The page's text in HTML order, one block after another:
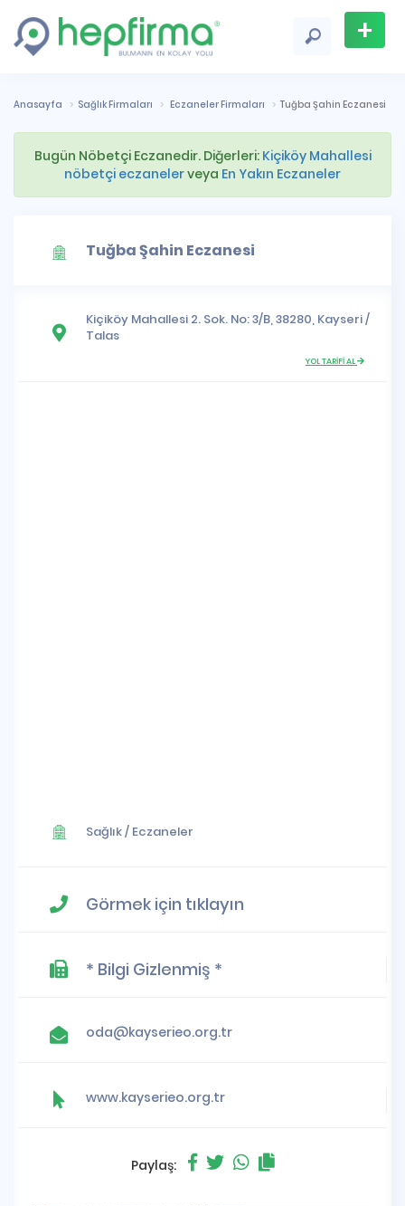
+
Ekle
Anasayfa Sağlık Firmaları Eczaneler Firmaları Tuğba Şahin Eczanesi
Bugün Nöbetçi Eczanedir. Diğerleri: Kiçiköy Mahallesi
nöbetçi eczanelerveya En Yakın Eczaneler
Tuğba Şahin Eczanesi
Kiçiköy Mahallesi 2. Sok. No: 3/B, 38280, Kayseri/
Talas
YOL TARİFİ AL
Sağlık/ Eczaneler
Görmek için tıklayın
* Bilgi Gizlenmiş *
oda@kayserieo.org.tr
www.kayserieo.org.tr
Paylaş: